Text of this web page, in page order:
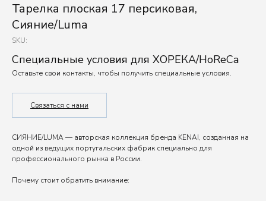
Тарелка плоская 17 персиковая,
Сияние/Luma
SKU:
Специальные условия для ХОРЕКА/HoReCa
Оставьте свои контакты, чтобы получить специальные условия.
Связаться с нами
СИЯНИЕ/LUMA — авторская коллекция бренда KENAI, созданная на
одной из ведущих португальских фабрик специально для
профессионального рынка в России.
Почему стоит обратить внимание: